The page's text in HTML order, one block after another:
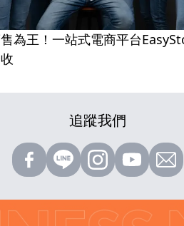
為王！一站式電商平台
追蹤我們